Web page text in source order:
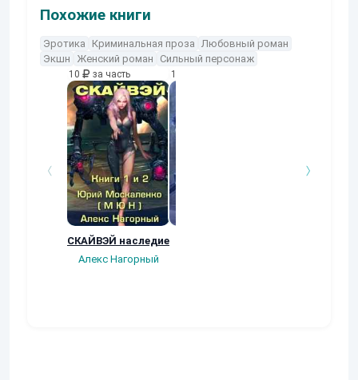
Похожие книги
Эротика Криминальная проза Любовный роман
Экшн
Женский роман Сильный персонаж
10 за часть
СКАЙВЭЙ наследие
Алекс Нагорный
10